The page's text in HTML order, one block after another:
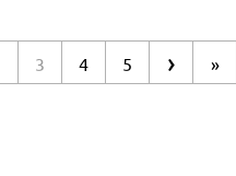
3 4 5 › »